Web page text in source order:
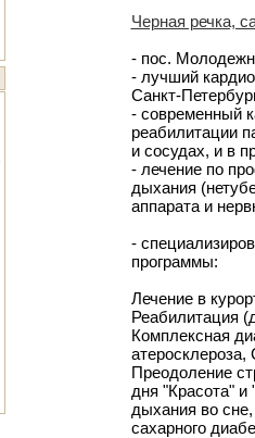
Черная речка,
- пос.
- лучший
Санкт-
- современный
реабилитации
и сосудах, и в
- лечение по
дыхания
аппарата и
-
программы:
Лечение в
Реабилитация
Комплексная
Преодоление
дня "Красота" и
дыхания во
сахарного